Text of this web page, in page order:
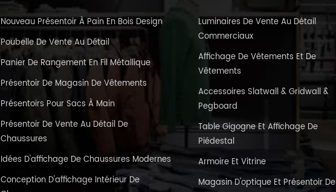
Nouveau Présentoir À Pain En Bois Design
Poubelle De Vente Au Détail
Panier De Rangement En Fil Métallique
Présentoir De Magasin De Vêtements
Présentoirs Pour Sacs À Main
Présentoir De Vente Au Détail De
Chaussures
Idées D'affichage De Chaussures Modernes
Conception D'affichage Intérieur De
Luminaires De Vente Au Détail
Commerciaux
Affichage De Vêtements Et De
Vêtements
Accessoires Slatwall & Gridwall &
Pegboard
Table Gigogne Et Affichage De
Piédestal
Armoire Et Vitrine
Magasin D'optique Et Présentoir De